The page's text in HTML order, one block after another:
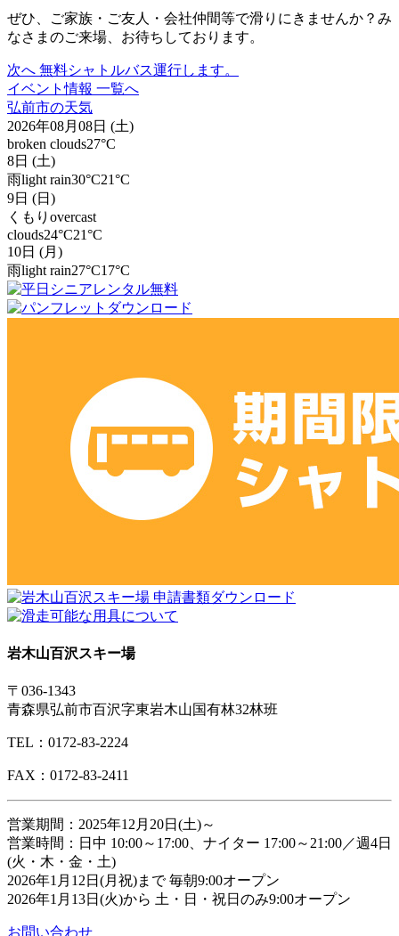
ぜひ、ご家族・ご友人・会社仲間等で滑りにきませんか？み
なさまのご来場、お待ちしております。
次へ 無料シャトルバス運行します。
イベント情報 一覧へ
弘前市の天気
2026年08月08日 (土)
broken clouds27°C
8日 (土)
雨light rain30°C21°C
9日 (日)
くもり overcast
clouds24°C21°C
10日 (月)
雨light rain27°C17°C
岩木山百沢スキー場
〒036-1343
青森県弘前市百沢字東岩木山国有林32林班
TEL：0172-83-2224
FAX：0172-83-2411
営業期間：2025年12月20日(土)～
営業時間：日中 10:00～17:00、ナイター 17:00～21:00／週4日
(火・木・金・土)
2026年1月12日(月祝)まで 毎朝9:00オープン
2026年1月13日(火)から 土・日・祝日のみ9:00オープン
お問い合わせ